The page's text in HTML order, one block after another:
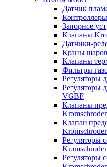
Датчик
Запорное
Клапаны
Датчики-
Краны
Клапаны
Фильтры
Регуляторы
Регуляторы
VGBF
Клапаны
Клапан
Регуляторы
Регуляторы